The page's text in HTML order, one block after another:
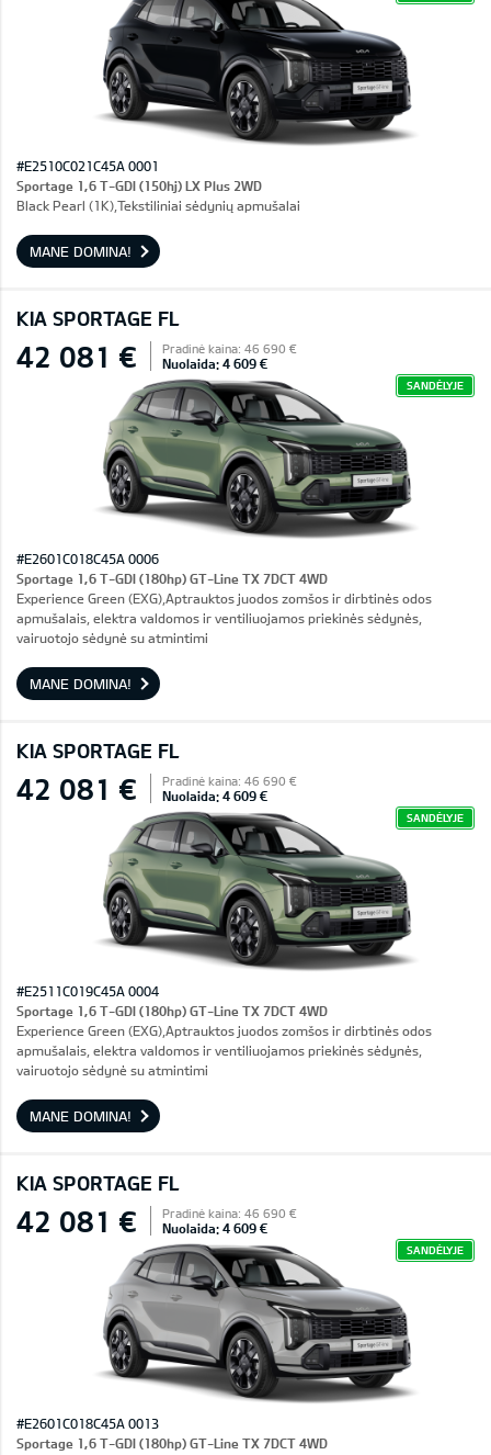
#E2510C021C45A 0001
Sportage 1,6 T-GDI (150hj) LX Plus 2WD
Black Pearl (1K),Tekstiliniai sėdynių apmušalai
MANE DOMINA!
KIA SPORTAGE FL
42 081 € Pradinė kaina: 46 690 €
Nuolaida: 4 609 €
SANDĖLYJE
#E2601C018C45A 0006
Sportage 1,6 T-GDI (180hp) GT-Line TX 7DCT 4WD
Experience Green (EXG),Aptrauktos juodos zomšos ir dirbtinės odos
apmušalais, elektra valdomos ir ventiliuojamos priekinės sėdynės,
vairuotojo sėdynė su atmintimi
MANE DOMINA!
KIA SPORTAGE FL
42 081 € Pradinė kaina: 46 690 €
Nuolaida: 4 609 €
SANDĖLYJE
#E2511C019C45A 0004
Sportage 1,6 T-GDI (180hp) GT-Line TX 7DCT 4WD
Experience Green (EXG),Aptrauktos juodos zomšos ir dirbtinės odos
apmušalais, elektra valdomos ir ventiliuojamos priekinės sėdynės,
vairuotojo sėdynė su atmintimi
MANE DOMINA!
KIA SPORTAGE FL
42 081 € Pradinė kaina: 46 690 €
Nuolaida: 4 609 €
SANDĖLYJE
#E2601C018C45A 0013
Sportage 1,6 T-GDI (180hp) GT-Line TX 7DCT 4WD